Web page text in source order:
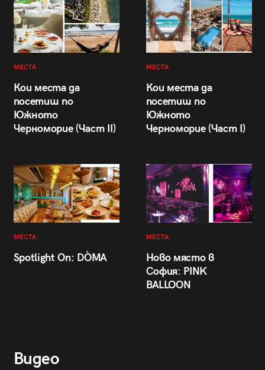
МЕСТА
Кои места да
посетиш по
Южното
Черноморие (Част II)
МЕСТА
Кои места да
посетиш по
Южното
Черноморие (Част I)
МЕСТА
Spotlight On: DÒMA
МЕСТА
Ново място в
София: PINK
BALLOON
Видео